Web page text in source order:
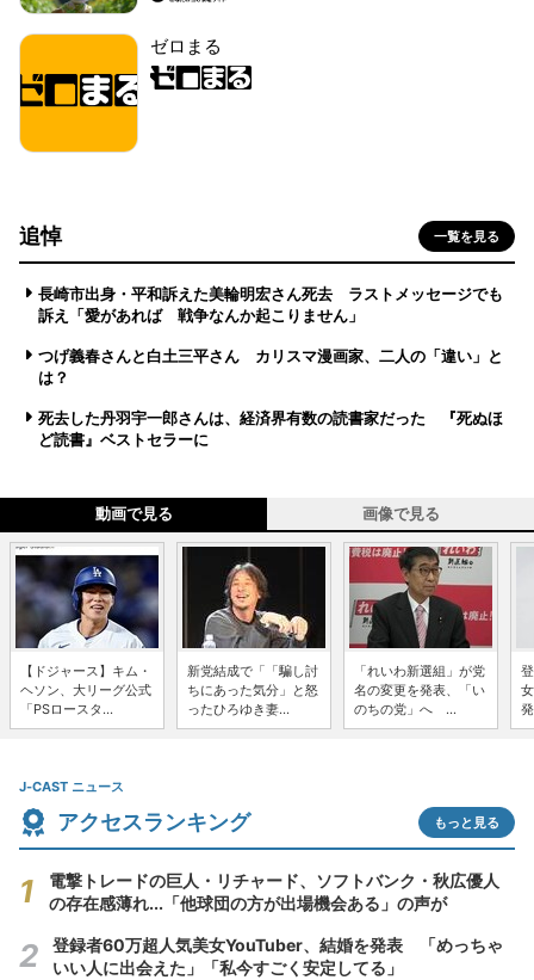
ゼロまる
追悼 一覧を見る
長崎市出身・平和訴えた美輪明宏さん死去 ラストメッセージでも
訴え「愛があれば 戦争なんか起こりません」
つげ義春さんと白土三平さん カリスマ漫画家、二人の「違い」と
は？
死去した丹羽宇一郎さんは、経済界有数の読書家だった 『死ぬほ
ど読書』ベストセラーに
動画で見る 画像で見る
【ドジャース】キム・
ヘソン、大リーグ公式
「PSロースタ...
新党結成で「「騙し討
ちにあった気分」と怒
ったひろゆき妻...
「れいわ新選組」が党
名の変更を発表、「い
のちの党」へ ...
J-CAST ニュース
アクセスランキング もっと見る
電撃トレードの巨人・リチャード、ソフトバンク・秋広優人
の存在感薄れ...「他球団の方が出場機会ある」の声が
登録者60万超人気美女YouTuber、結婚を発表 「めっちゃ
いい人に出会えた」「私今すごく安定してる」